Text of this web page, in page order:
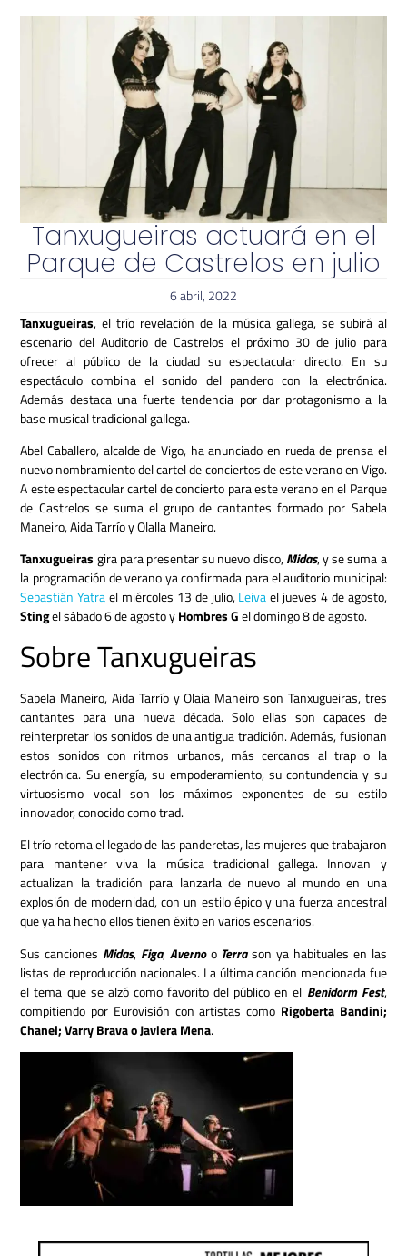
Tanxugueiras actuará en el
Parque de Castrelos en julio
6 abril, 2022
Tanxugueiras, el trío revelación de la música gallega, se subirá al
escenario del Auditorio de Castrelos el próximo 30 de julio para
ofrecer al público de la ciudad su espectacular directo. En su
espectáculo combina el sonido del pandero con la electrónica.
Además destaca una fuerte tendencia por dar protagonismo a la
base musical tradicional gallega.
Abel Caballero, alcalde de Vigo, ha anunciado en rueda de prensa el
nuevo nombramiento del cartel de conciertos de este verano en Vigo.
A este espectacular cartel de concierto para este verano en el Parque
de Castrelos se suma el grupo de cantantes formado por Sabela
Maneiro, Aida Tarrío y Olalla Maneiro.
Tanxugueiras gira para presentar su nuevo disco,Midas, y se suma a
la programación de verano ya confirmada para el auditorio municipal:
Sebastián Yatrael miércoles 13 de julio,Leivael jueves 4 de agosto,
Stingel sábado 6 de agosto yHombres Gel domingo 8 de agosto.
Sobre Tanxugueiras
Sabela Maneiro, Aida Tarrío y Olaia Maneiro son Tanxugueiras, tres
cantantes para una nueva década. Solo ellas son capaces de
reinterpretar los sonidos de una antigua tradición. Además, fusionan
estos sonidos con ritmos urbanos, más cercanos al trap o la
electrónica. Su energía, su empoderamiento, su contundencia y su
virtuosismo vocal son los máximos exponentes de su estilo
innovador, conocido como trad.
El trío retoma el legado de las panderetas, las mujeres que trabajaron
para mantener viva la música tradicional gallega. Innovan y
actualizan la tradición para lanzarla de nuevo al mundo en una
explosión de modernidad, con un estilo épico y una fuerza ancestral
que ya ha hecho ellos tienen éxito en varios escenarios.
Sus canciones Midas, Figa, Avernoo Terrason ya habituales en las
listas de reproducción nacionales. La última canción mencionada fue
el tema que se alzó como favorito del público en el Benidorm Fest,
compitiendo por Eurovisión con artistas como Rigoberta Bandini;
Chanel; Varry Brava o Javiera Mena.